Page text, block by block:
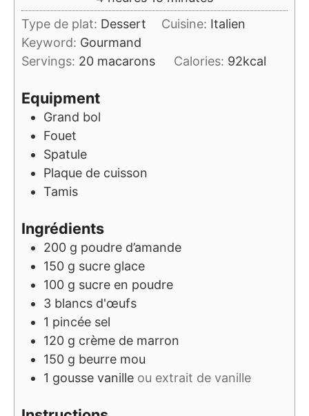
Type de plat: Dessert Cuisine: Italien
Keyword: Gourmand
Servings: 20 macarons Calories: 92kcal
Equipment
Grand bol
Fouet
Spatule
Plaque de cuisson
Tamis
Ingrédients
200 g poudre d’amande
150 g sucre glace
100 g sucre en poudre
3 blancs d'œufs
1 pincée sel
120 g crème de marron
150 g beurre mou
1 gousse vanille ou extrait de vanille